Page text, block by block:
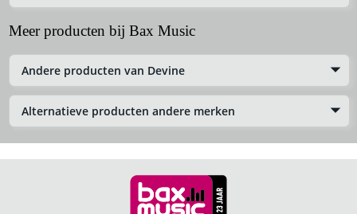
Meer producten bij Bax Music
Andere producten van Devine
Alternatieve producten andere merken